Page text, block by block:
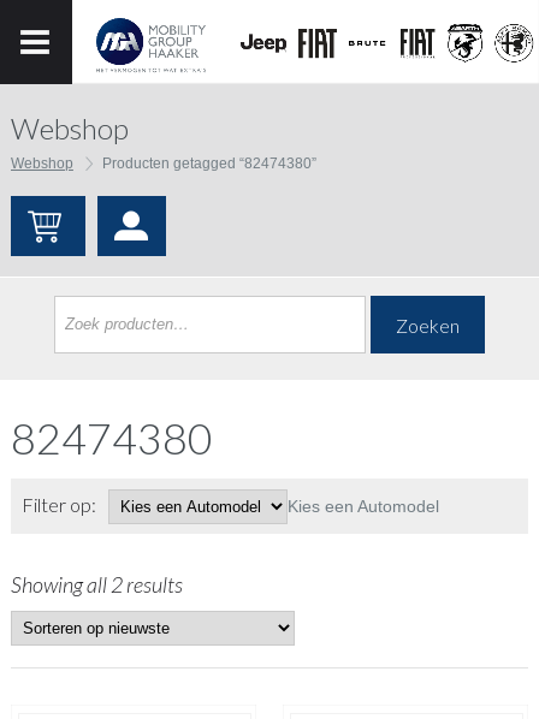
Webshop
Webshop Producten getagged “82474380”
Zoeken
82474380
Filter op: Kies een Automodel
Showing all 2 results